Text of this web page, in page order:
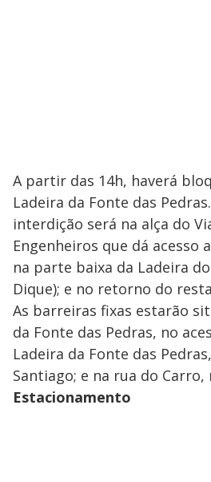
A partir das 14h, haverá
Ladeira da Fonte das
interdição será na alça do
Engenheiros que dá acesso
na parte baixa da Ladeira
Dique); e no retorno do
As barreiras fixas estarão
da Fonte das Pedras, no
Ladeira da Fonte das
Santiago; e na rua do
Estacionamento